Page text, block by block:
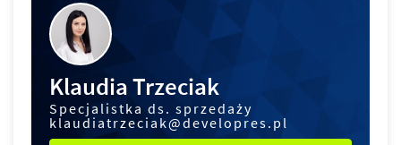
Klaudia Trzeciak
Specjalistka ds. sprzedaży
klaudiatrzeciak@developres.pl